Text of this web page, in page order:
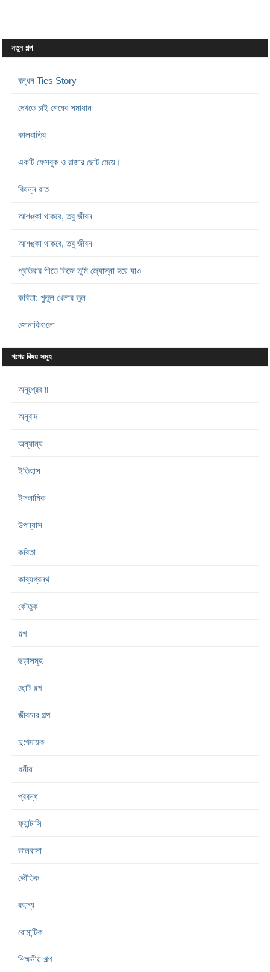
নতুন গল্প
বন্ধন Ties Story
দেখতে চাই শেষের সমাধান
কালরাত্রি
একটি ফেসবুক ও রাজার ছোট মেয়ে।
বিষন্ন রাত
আশঙ্কা থাকবে, তবু জীবন
আশঙ্কা থাকবে, তবু জীবন
প্রতিবার শীতে ভিজে তুমি জ্যোস্না হয়ে যাও
কবিতা: পুতুল খেলার ভুল
জোনাকিগুলো
গল্পের বিষয় সমূহ
অনুপ্রেরণা
অনুবাদ
অন্যান্য
ইতিহাস
ইসলামিক
উপন্যাস
কবিতা
কাব্যগ্রন্থ
কৌতুক
গল্প
ছড়াসমূহ
ছোট গল্প
জীবনের গল্প
দু:খদায়ক
ধর্মীয়
প্রবন্ধ
ফ্যান্টাসি
ভালবাসা
ভৌতিক
রহস্য
রোমান্টিক
শিক্ষনীয় গল্প